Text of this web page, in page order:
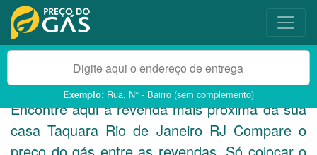
Exemplo: Rua, N° - Bairro (sem complemento)
Encontre aqui a revenda mais próxima da sua
casa Taquara Rio de Janeiro RJ Compare o